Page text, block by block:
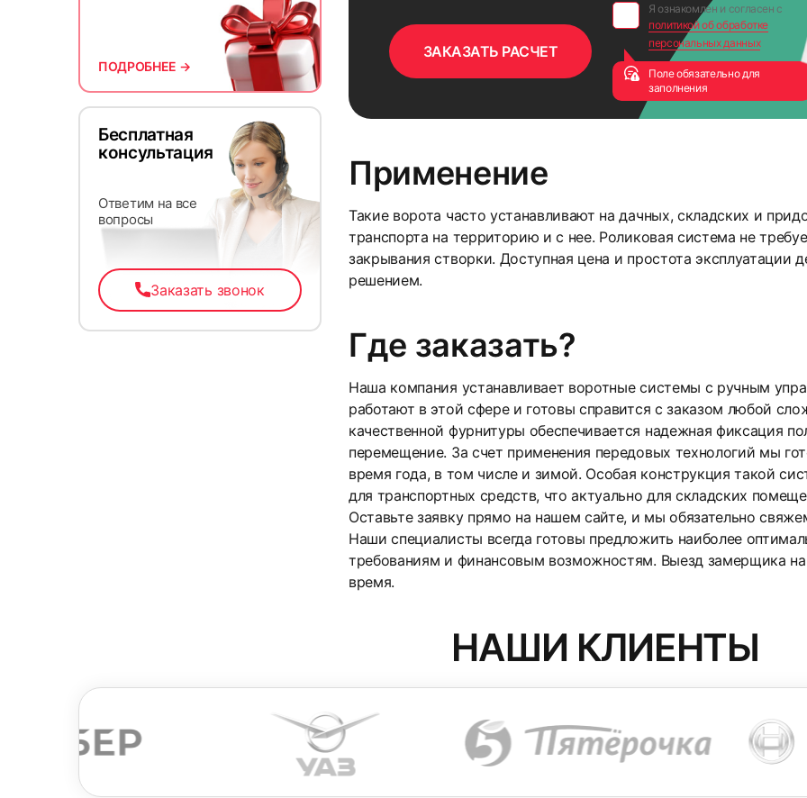
ПОДРОБНЕЕ →
Бесплатная
консультация
Ответим на все
вопросы
Заказать звонок
Я ознакомлен и согласен с
политикой об обработке
персональных данных
Поле обязательно для
заполнения
Применение
Такие ворота часто устанавливают на дачных, складских и
транспорта на территорию и с нее. Роликовая система не
закрывания створки. Доступная цена и простота эксплуатации
решением.
Где заказать?
Наша компания устанавливает воротные системы с ручным
работают в этой сфере и готовы справится с заказом любой
качественной фурнитуры обеспечивается надежная фиксация
перемещение. За счет применения передовых технологий мы
время года, в том числе и зимой. Особая конструкция такой
для транспортных средств, что актуально для складских
Оставьте заявку прямо на нашем сайте, и мы обязательно
Наши специалисты всегда готовы предложить наиболее
требованиям и финансовым возможностям. Выезд замерщика на
время.
НАШИ КЛИЕНТЫ